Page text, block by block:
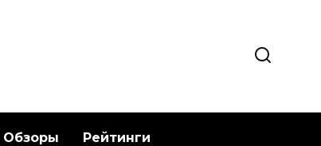
Обзоры Рейтинги